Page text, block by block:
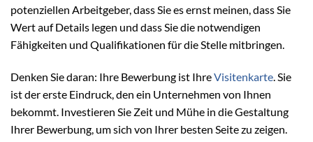
potenziellen Arbeitgeber, dass Sie es ernst meinen, dass Sie
Wert auf Details legen und dass Sie die notwendigen
Fähigkeiten und Qualifikationen für die Stelle mitbringen.
Denken Sie daran: Ihre Bewerbung ist IhreVisitenkarte. Sie
ist der erste Eindruck, den ein Unternehmen von Ihnen
bekommt. Investieren Sie Zeit und Mühe in die Gestaltung
Ihrer Bewerbung, um sich von Ihrer besten Seite zu zeigen.